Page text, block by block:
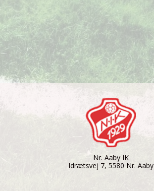
Nr. Aaby IK
Idrætsvej 7, 5580 Nr. Aaby